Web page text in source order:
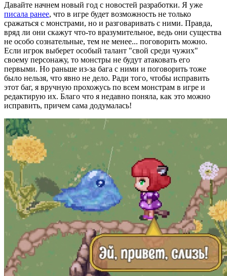
Давайте начнем новый год с новостей разработки. Я уже
писала ранее, что в игре будет возможность не только
сражаться с монстрами, но и разговаривать с ними. Правда,
вряд ли они скажут что-то вразумительное, ведь они существа
не особо сознательные, тем не менее... поговорить можно.
Если игрок выберет особый талант "свой среди чужих"
своему персонажу, то монстры не будут атаковать его
первыми. Но раньше из-за бага с ними и поговорить тоже
было нельзя, что явно не дело. Ради того, чтобы исправить
этот баг, я вручную прохожусь по всем монстрам в игре и
редактирую их. Благо что я недавно поняла, как это можно
исправить, причем сама додумалась!